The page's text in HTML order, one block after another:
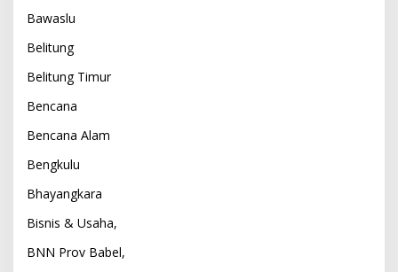
Bawaslu
Belitung
Belitung Timur
Bencana
Bencana Alam
Bengkulu
Bhayangkara
Bisnis & Usaha,
BNN Prov Babel,